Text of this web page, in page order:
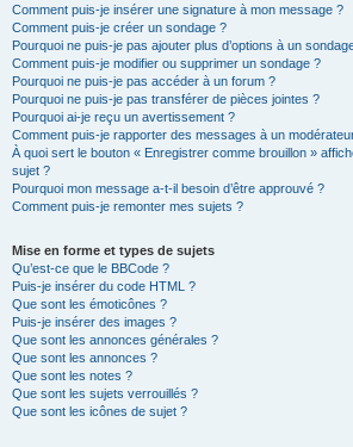
Comment puis-je insérer une signature à mon message ?
Comment puis-je créer un sondage ?
Pourquoi ne puis-je pas ajouter plus d’options à un
Comment puis-je modifier ou supprimer un sondage ?
Pourquoi ne puis-je pas accéder à un forum ?
Pourquoi ne puis-je pas transférer de pièces jointes ?
Pourquoi ai-je reçu un avertissement ?
Comment puis-je rapporter des messages à un
À quoi sert le bouton « Enregistrer comme brouillon »
sujet ?
Pourquoi mon message a-t-il besoin d’être approuvé ?
Comment puis-je remonter mes sujets ?
Mise en forme et types de sujets
Qu’est-ce que le BBCode ?
Puis-je insérer du code HTML ?
Que sont les émoticônes ?
Puis-je insérer des images ?
Que sont les annonces générales ?
Que sont les annonces ?
Que sont les notes ?
Que sont les sujets verrouillés ?
Que sont les icônes de sujet ?